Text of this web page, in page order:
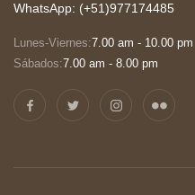
WhatsApp: (+51)977174485
Lunes-Viernes:7.00 am - 10.00 pm
Sábados:7.00 am - 8.00 pm